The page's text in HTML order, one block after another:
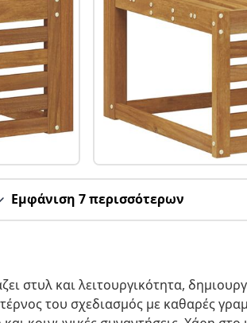
Εμφάνιση 7 περισσότερων
στυλ και λειτουργικότητα,
του σχεδιασμός με καθαρές